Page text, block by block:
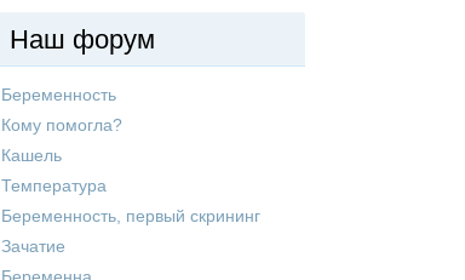
Наш форум
Беременность
Кому помогла?
Кашель
Температура
Беременность, первый скрининг
Зачатие